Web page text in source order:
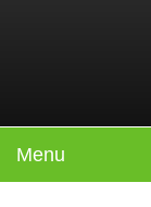
Menu